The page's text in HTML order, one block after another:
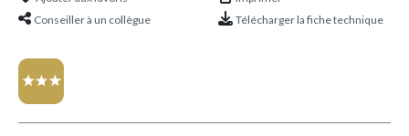
Conseiller à un collègue
Télécharger la fiche technique